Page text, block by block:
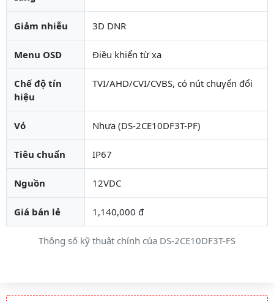
Thông số kỹ thuật chính của DS-2CE10DF3T-FS
Giảm nhiễu 3D DNR
Menu OSD Điều khiển từ xa
Chế độ tín
hiệu
TVI/AHD/CVI/CVBS, có nút chuyển đổi
Vỏ Nhựa (DS-2CE10DF3T-PF)
Tiêu chuẩn IP67
Nguồn 12VDC
Giá bán lẻ 1,140,000 đ